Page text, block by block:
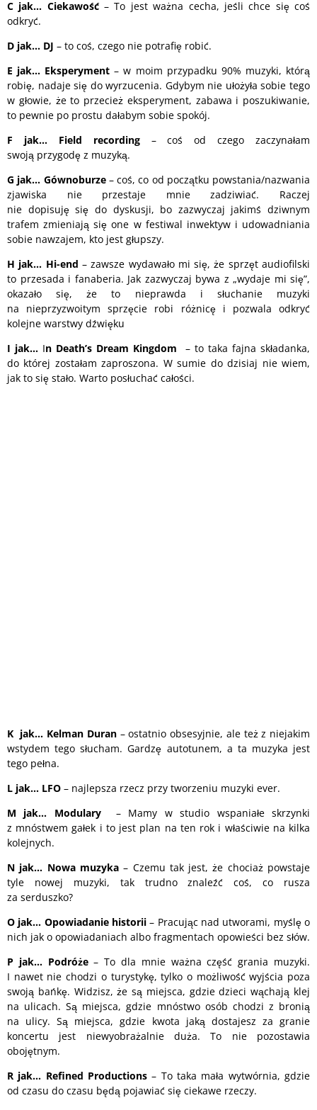
C jak… Ciekawość– To jest ważna cecha, jeśli chce się coś
odkryć.
D jak… DJ – to coś, czego nie potrafię robić.
E jak… Eksperyment– w moim przypadku 90% muzyki, którą
robię, nadaje się do wyrzucenia. Gdybym nie ułożyła sobie tego
w głowie, że to przecież eksperyment, zabawa i poszukiwanie,
to pewnie po prostu dałabym sobie spokój.
F jak… Field recording– coś od czego zaczynałam
swoją przygodę z muzyką.
G jak… Gównoburze– coś, co od początku powstania/nazwania
zjawiska nie przestaje mnie zadziwiać. Raczej
nie dopisuję się do dyskusji, bo zazwyczaj jakimś dziwnym
trafem zmieniają się one w festiwal inwektyw i udowadniania
sobie nawzajem, kto jest głupszy.
H jak… Hi-end – zawsze wydawało mi się, że sprzęt audiofilski
to przesada i fanaberia. Jak zazwyczaj bywa z „wydaje mi się”,
okazało się, że to nieprawda i słuchanie muzyki
na nieprzyzwoitym sprzęcie robi różnicę i pozwala odkryć
kolejne warstwy dźwięku
I jak… In Death’s Dream Kingdom – to taka fajna składanka,
do której zostałam zaproszona. W sumie do dzisiaj nie wiem,
jak to się stało. Warto posłuchać całości.
K jak… Kelman Duran– ostatnio obsesyjnie, ale też z niejakim
wstydem tego słucham. Gardzę autotunem, a ta muzyka jest
tego pełna.
L jak… LFO – najlepsza rzecz przy tworzeniu muzyki ever.
M
jak… Modulary
– Mamy w studio wspaniałe skrzynki
z mnóstwem gałek i to jest plan na ten rok i właściwie na kilka
kolejnych.
N jak… Nowa muzyka– Czemu tak jest, że chociaż powstaje
tyle nowej muzyki, tak trudno znaleźć coś, co rusza
za serduszko?
O jak… Opowiadanie historii– Pracując nad utworami, myślę o
nich jak o opowiadaniach albo fragmentach opowieści bez słów.
P jak… Podróże– To dla mnie ważna część grania muzyki.
I nawet nie chodzi o turystykę, tylko o możliwość wyjścia poza
swoją bańkę. Widzisz, że są miejsca, gdzie dzieci wąchają klej
na ulicach. Są miejsca, gdzie mnóstwo osób chodzi z bronią
na ulicy. Są miejsca, gdzie kwota jaką dostajesz za granie
koncertu jest niewyobrażalnie duża. To nie pozostawia
obojętnym.
R jak… Refined Productions – To taka mała wytwórnia, gdzie
od czasu do czasu będą pojawiać się ciekawe rzeczy.